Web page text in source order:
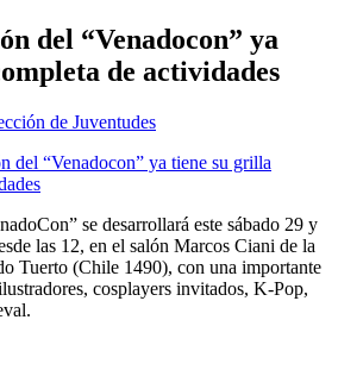
del “Venadocon” ya
de actividades
de Juventudes
se desarrollará este sábado 29 y
las 12, en el salón Marcos Ciani de la
Tuerto (Chile 1490), con una importante
cosplayers invitados, K-Pop,